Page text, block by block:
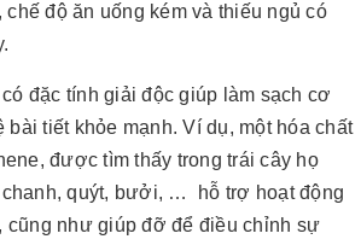
độ ăn uống kém và thiếu ngủ có
đặc tính giải độc giúp làm sạch cơ
bài tiết khỏe mạnh. Ví dụ, một hóa chất
được tìm thấy trong trái cây họ
chanh, quýt, bưởi, … hỗ trợ hoạt động
cũng như giúp đỡ để điều chỉnh sự